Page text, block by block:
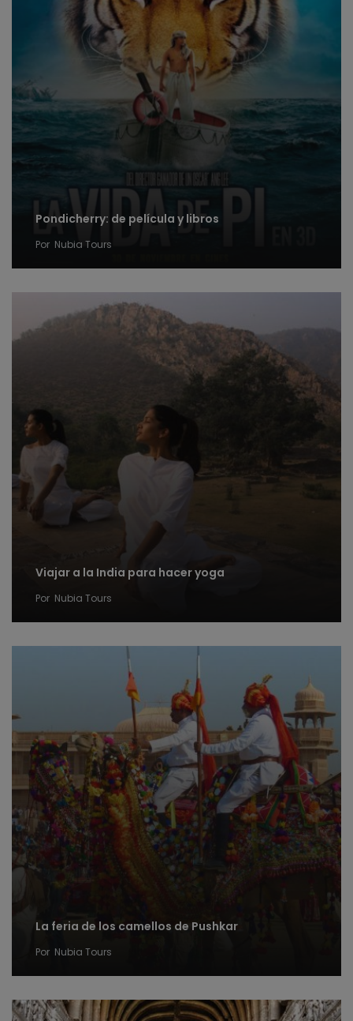
Pondicherry: de película y libros
Por Nubia Tours
Viajar a la India para hacer yoga
Por Nubia Tours
La feria de los camellos de Pushkar
Por Nubia Tours